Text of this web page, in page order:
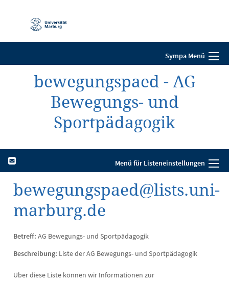
Navigation
Sympa Menü
bewegungspaed - AG
Bewegungs- und
Sportpädagogik
Menü für Listeneinstellungen
bewegungspaed@lists.uni-
marburg.de
Betreff: AG Bewegungs- und Sportpädagogik
Beschreibung: Liste der AG Bewegungs- und Sportpädagogik
Über diese Liste können wir Informationen zur